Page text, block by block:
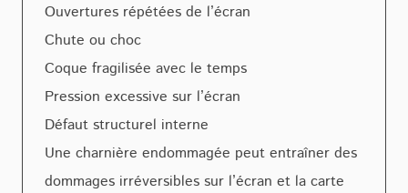
Ouvertures répétées de l’écran
Chute ou choc
Coque fragilisée avec le temps
Pression excessive sur l’écran
Défaut structurel interne
Une charnière endommagée peut entraîner des
dommages irréversibles sur l’écran et la carte